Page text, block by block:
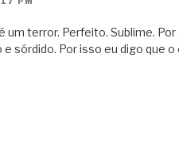
um terror. Perfeito. Sublime.
e sórdido. Por isso eu digo que o